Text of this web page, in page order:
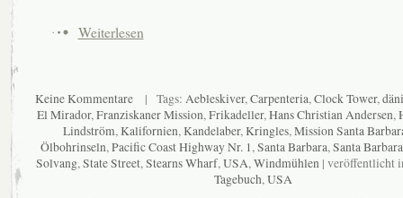
Weiterlesen
Keine Kommentare | Tags: Aebleskiver, Carpenteria, Clock Tower,
El Mirador, Franziskaner Mission, Frikadeller, Hans Christian Andersen,
Lindström, Kalifornien, Kandelaber, Kringles, Mission Santa
Ölbohrinseln, Pacific Coast Highway Nr. 1 , Santa Barbara, Santa
Solvang, State Street, Stearns Wharf, USA, Windmühlen | veröffentlicht
Tagebuch, USA